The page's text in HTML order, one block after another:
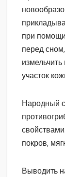
при
перед
участок
Народный
покров,
Выводить